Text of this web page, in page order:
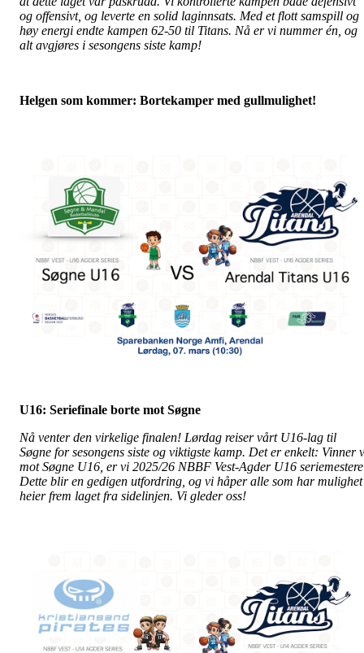
og offensivt, og leverte en solid laginnsats. Med et flott samspill og
høy energi endte kampen 62-50 til Titans. Nå er vi nummer én, og
alt avgjøres i sesongens siste kamp!
Helgen som kommer: Bortekamper med gullmulighet!
U16: Seriefinale borte mot Søgne
Nå venter den virkelige finalen! Lørdag reiser vårt U16-lag til
Søgne for sesongens siste og viktigste kamp. Det er enkelt: Vinner
mot Søgne U16, er vi 2025/26 NBBF Vest-Agder U16
Dette blir en gedigen utfordring, og vi håper alle som har mulighet
heier frem laget fra sidelinjen. Vi gleder oss!